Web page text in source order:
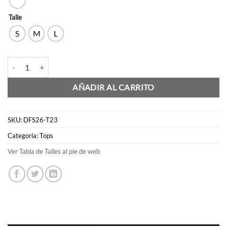
Talle
S M L
AÑADIR AL CARRITO
SKU: DFS26-T23
Categoría:Tops
Ver Tabla de Talles al pie de web